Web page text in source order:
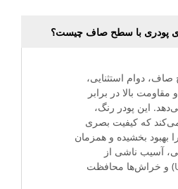
پودری با سطح صاف چیست؟
دوام استثنایی،
بالا در برابر
این پودر رنگ،
می‌کند که کیفیت بصری
بخشیده و همزمان
آسیب ناشی از
اشعه‌های فرابنفش (UV) و خراش‌ها محافظت